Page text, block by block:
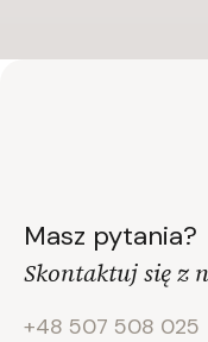
Masz pytania?
Skontaktuj się z
+48 507 508 025